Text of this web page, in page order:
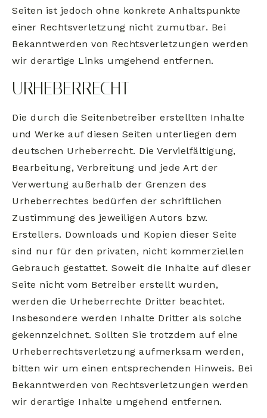
Seiten ist jedoch ohne konkrete Anhaltspunkte
einer Rechtsverletzung nicht zumutbar. Bei
Bekanntwerden von Rechtsverletzungen werden
wir derartige Links umgehend entfernen.
URHEBERRECHT
Die durch die Seitenbetreiber erstellten Inhalte
und Werke auf diesen Seiten unterliegen dem
deutschen Urheberrecht. Die Vervielfältigung,
Bearbeitung, Verbreitung und jede Art der
Verwertung außerhalb der Grenzen des
Urheberrechtes bedürfen der schriftlichen
Zustimmung des jeweiligen Autors bzw.
Erstellers. Downloads und Kopien dieser Seite
sind nur für den privaten, nicht kommerziellen
Gebrauch gestattet. Soweit die Inhalte auf dieser
Seite nicht vom Betreiber erstellt wurden,
werden die Urheberrechte Dritter beachtet.
Insbesondere werden Inhalte Dritter als solche
gekennzeichnet. Sollten Sie trotzdem auf eine
Urheberrechtsverletzung aufmerksam werden,
bitten wir um einen entsprechenden Hinweis. Bei
Bekanntwerden von Rechtsverletzungen werden
wir derartige Inhalte umgehend entfernen.